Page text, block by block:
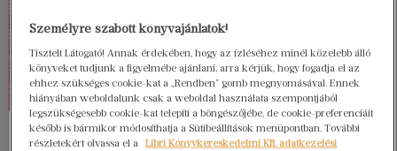
Személyre szabott könyvajánlatok!
Tisztelt Látogató! Annak érdekében, hogy az ízléséhez minél közelebb álló
könyveket tudjunk a figyelmébe ajánlani, arra kérjük, hogy fogadja el az
ehhez szükséges cookie-kat a „Rendben” gomb megnyomásával. Ennek
hiányában weboldalunk csak a weboldal használata szempontjából
legszükségesebb cookie-kat telepíti a böngészőjébe, de cookie-preferenciáit
később is bármikor módosíthatja a Sütibeállítások menüpontban. További
részletekért olvassa el a
Libri Könyvkereskedelmi Kft. adatkezelési